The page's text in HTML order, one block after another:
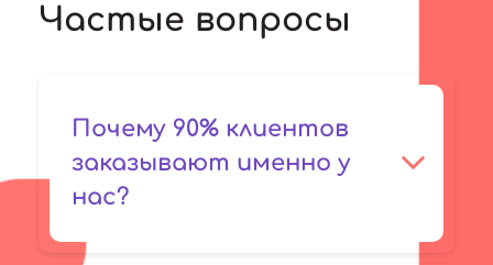
Частые вопросы
Почему 90% клиентов
заказывают именно у
нас?